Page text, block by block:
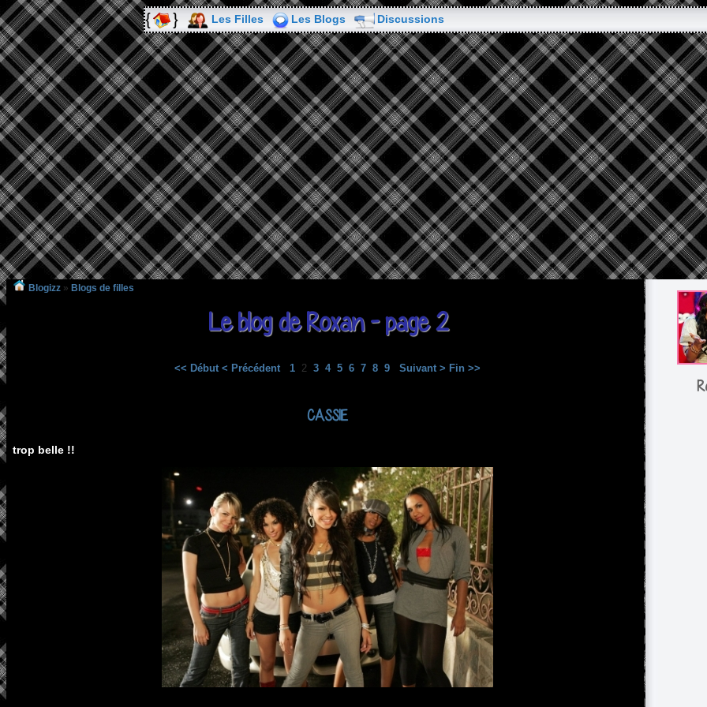
Les Filles Les Blogs Discussions
Blogizz » Blogs de filles
Le blog de Roxan - page 2
<< Début < Précédent 1 2 3 4 5 6 7 8 9 Suivant > Fin >>
CASSIE
trop belle !!